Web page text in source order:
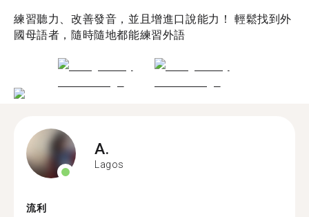
練習聽力、改善發音，並且增進口說能力！ 輕鬆找到外
國母語者，隨時隨地都能練習外語
A.
Lagos
流利